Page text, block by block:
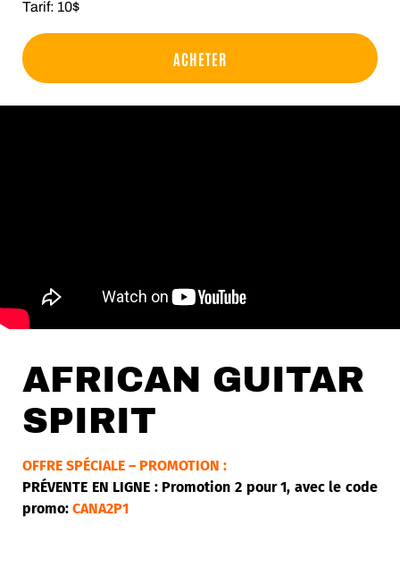
Tarif: 10$
ACHETER
AFRICAN GUITAR
SPIRIT
OFFRE SPÉCIALE – PROMOTION :
PRÉVENTE EN LIGNE : Promotion 2 pour 1, avec le code
promo: CANA2P1